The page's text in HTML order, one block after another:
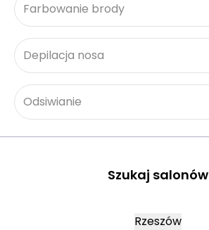
Farbowanie brody
Depilacja nosa
Odsiwianie
Szukaj salonów
Rzeszów